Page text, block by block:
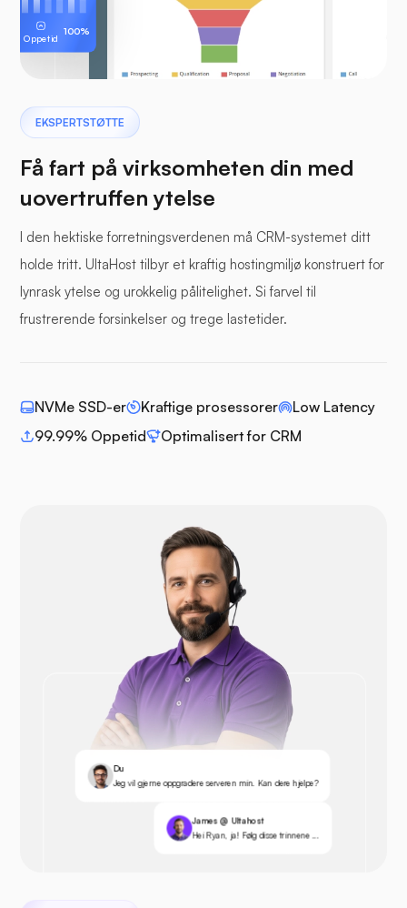
EKSPERTSTØTTE
Få fart på virksomheten din med
uovertruffen ytelse
I den hektiske forretningsverdenen må CRM-systemet ditt
holde tritt. UltaHost tilbyr et kraftig hostingmiljø konstruert for
lynrask ytelse og urokkelig pålitelighet. Si farvel til
frustrerende forsinkelser og trege lastetider.
NVMe SSD-er Kraftige prosessorer
Low Latency
99.99% Oppetid
Optimalisert for CRM
Oppetid
100%
Du
Jeg vil gjerne oppgradere serveren min. Kan dere hjelpe?
James @ Ultahost
Hei Ryan, ja! Følg disse trinnene ...